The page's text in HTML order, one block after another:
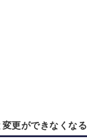
更ができなくなる